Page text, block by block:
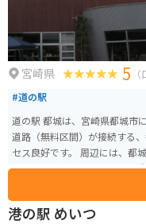
宮崎県 5
#道の駅
道の駅 都城は、宮崎県都城市
道路（無料区間）が接続する
セス良好です。 周辺には、都城島津家の居城跡である都城島津邸や、国の重
要文化財に指定されている石
山麓豚」を使った料理などを楽しめ
る場合、駐車場も広々として
港の駅 めいつ